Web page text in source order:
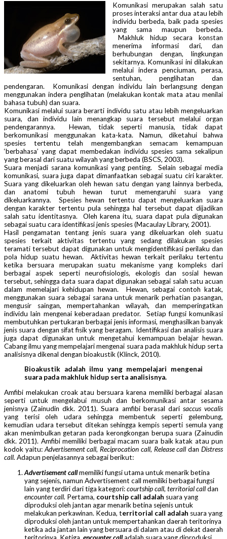
Komunikasi merupakan salah satu
proses interaksi antar dua atau lebih
individu berbeda, baik pada spesies
yang sama maupun berbeda.
Makhluk hidup secara konstan
menerima informasi dari, dan
berhubungan dengan, lingkungan
sekitarnya. Komunikasi ini dilakukan
melalui indera penciuman, perasa,
sentuhan, penglihatan dan
pendengaran. Komunikasi dengan individu lain berlangsung dengan
menggunakan indera penglihatan (melakukan kontak mata atau menilai
bahasa tubuh) dan suara.
Komunikasi melalui suara berarti individu satu atau lebih mengeluarkan
suara, dan individu lain menangkap suara tersebut melalui organ
pendengarannya. Hewan, tidak seperti manusia, tidak dapat
berkomunikasi menggunakan kata-kata. Namun, diketahui bahwa
spesies tertentu telah mengembangkan semacam kemampuan
‘berbahasa’ yang dapat membedakan individu spesies sama sekalipun
yang berasal dari suatu wilayah yang berbeda (BSCS, 2003).
Suara menjadi sarana komunikasi yang penting. Selain sebagai media
komunikasi, suara juga dapat dimanfaatkan sebagai suatu ciri karakter.
Suara yang dikeluarkan oleh hewan satu dengan yang lainnya berbeda,
dan anatomi tubuh hewan turut memengaruhi suara yang
dikeluarkannya. Spesies hewan tertentu dapat mengeluarkan suara
dengan karakter tertentu pula sehingga hal tersebut dapat dijadikan
salah satu identitasnya. Oleh karena itu, suara dapat pula digunakan
sebagai suatu cara identifikasi jenis spesies (Macaulay Library, 2001).
Hasil pengamatan tentang jenis suara yang dikeluarkan oleh suatu
spesies terkait aktivitas tertentu yang sedang dilakukan spesies
teramati tersebut dapat digunakan untuk mengidentifikasi perilaku dan
pola hidup suatu hewan. Aktivitas hewan terkait perilaku tertentu
ketika bersuara merupakan suatu mekanisme yang kompleks dari
berbagai aspek seperti neurofisiologis, ekologis dan sosial hewan
tersebut, sehingga data suara dapat digunakan sebagai salah satu acuan
dalam memelajari kehidupan hewan. Hewan, sebagai contoh katak,
menggunakan suara sebagai sarana untuk menarik perhatian pasangan,
mengusir saingan, mempertahankan wilayah, dan memperingatkan
individu lain mengenai keberadaan predator. Setiap fungsi komunikasi
membutuhkan pertukaran berbagai jenis informasi, menghasilkan banyak
jenis suara dengan sifat fisik yang beragam. Identifikasi dan analisis suara
juga dapat digunakan untuk mengetahui kemampuan belajar hewan.
Cabang ilmu yang mempelajari mengenai suara pada makhluk hidup serta
analisisnya dikenal dengan bioakustik (Klinck, 2010).
Bioakustik adalah ilmu yang mempelajari mengenai
suara pada makhluk hidup serta analisisnya.
Amfibi melakukan croak atau bersuara karena memiliki berbagai alasan
seperti untuk mengelabui musuh dan berkomunikasi antar sesama
jenisnya (Zainudin dkk. 2011). Suara amfibi berasal dari saccus vocalis
yang terisi oleh udara sehingga membentuk seperti gelembung,
kemudian udara tersebut ditekan sehingga kempis seperti semula yang
akan menimbulkan getaran pada kerongkongan berupa suara (Zainudin
dkk. 2011). Amfibi memiliki berbagai macam suara baik katak atau pun
kodok yaitu: Advertisement call, Reciprocation call, Release call danDistress
call. Adapun penjelasannya sebagai berikut:
Advertisement callmemiliki fungsi utama untuk menarik betina
yang sejenis, namun Advertisement call memiliki berbagai fungsi
lain yang terdiri dari tiga kategori:courtship call, territorial calldan
encounter call. Pertama, courtship call adalah suara yang
diproduksi oleh jantan agar menarik betina sejenis untuk
melakukan perkawinan. Kedua, territorial call adalah suara yang
diproduksi oleh jantan untuk mempertahankan daerah teritorinya
ketika ada jantan lain yang bersuara di dalam atau di dekat daerah
teritorinya. Ketiga, encounter calladalah suara yang diproduksi